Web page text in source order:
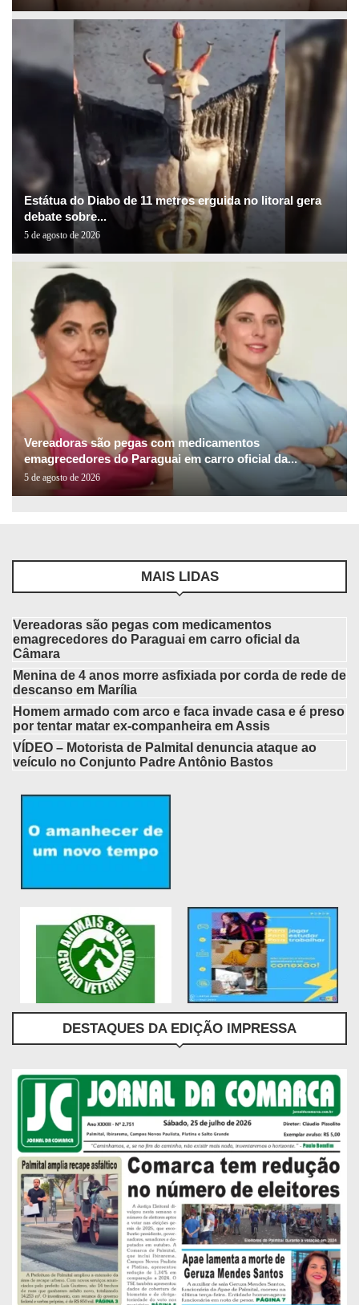
Estátua do Diabo de 11 metros erguida no litoral gera
debate sobre...
5 de agosto de 2026
Vereadoras são pegas com medicamentos
emagrecedores do Paraguai em carro oficial da...
5 de agosto de 2026
MAIS LIDAS
Vereadoras são pegas com medicamentos
emagrecedores do Paraguai em carro oficial da
Câmara
Menina de 4 anos morre asfixiada por corda de rede de
descanso em Marília
Homem armado com arco e faca invade casa e é preso
por tentar matar ex-companheira em Assis
VÍDEO – Motorista de Palmital denuncia ataque ao
veículo no Conjunto Padre Antônio Bastos
DESTAQUES DA EDIÇÃO IMPRESSA